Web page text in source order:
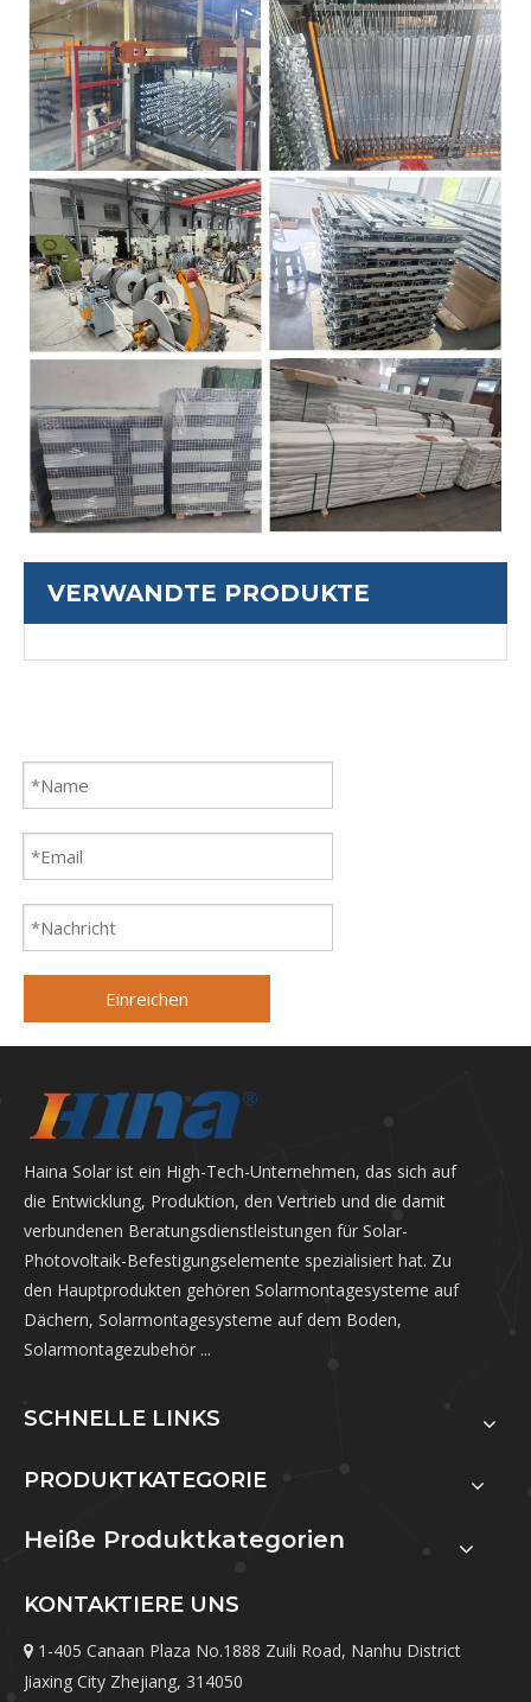
VERWANDTE PRODUKTE
Einreichen
Haina Solar ist ein High-Tech-Unternehmen, das sich auf
die Entwicklung, Produktion, den Vertrieb und die damit
verbundenen Beratungsdienstleistungen für Solar-
Photovoltaik-Befestigungselemente spezialisiert hat. Zu
den Hauptprodukten gehören Solarmontagesysteme auf
Dächern, Solarmontagesysteme auf dem Boden,
Solarmontagezubehör ...
SCHNELLE LINKS
PRODUKTKATEGORIE
Heiße Produktkategorien
KONTAKTIERE UNS
 1-405 Canaan Plaza No.1888 Zuili Road, Nanhu District
Jiaxing City Zhejiang, 314050